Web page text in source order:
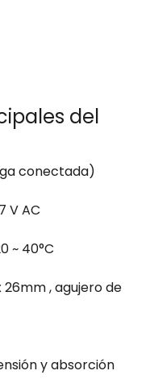
del
conectada)
V AC
~ 40°C
26mm , agujero de
y absorción